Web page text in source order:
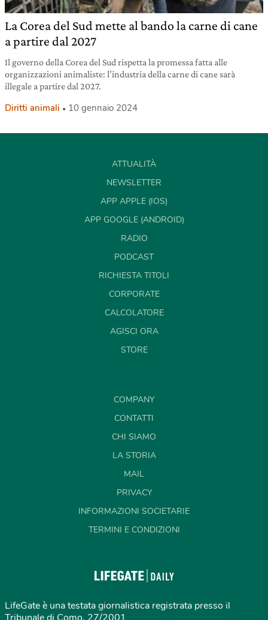
La Corea del Sud mette al bando la carne di cane
a partire dal 2027
Il governo della Corea del Sud rispetta la promessa fatta alle
organizzazioni animaliste: l’industria della carne di cane sarà
illegale a partire dal 2027.
Diritti animali 10 gennaio 2024
ATTUALITÀ
NEWSLETTER
APP APPLE (IOS)
APP GOOGLE (ANDROID)
RADIO
PODCAST
RICHIESTA TITOLI
CORPORATE
CALCOLATORE
AGISCI ORA
STORE
COMPANY
CONTATTI
CHI SIAMO
LA STORIA
MAIL
PRIVACY
INFORMAZIONI SOCIETARIE
TERMINI E CONDIZIONI
LifeGate è una testata giornalistica registrata presso il